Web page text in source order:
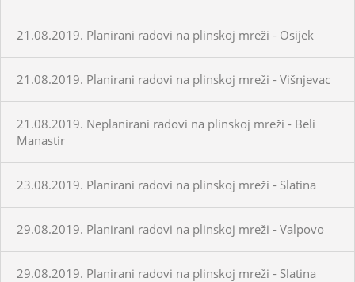
21.08.2019. Planirani radovi na plinskoj mreži - Osijek
21.08.2019. Planirani radovi na plinskoj mreži - Višnjevac
21.08.2019. Neplanirani radovi na plinskoj mreži - Beli
Manastir
23.08.2019. Planirani radovi na plinskoj mreži - Slatina
29.08.2019. Planirani radovi na plinskoj mreži - Valpovo
29.08.2019. Planirani radovi na plinskoj mreži - Slatina